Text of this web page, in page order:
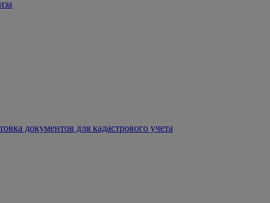
документов для кадастрового учета